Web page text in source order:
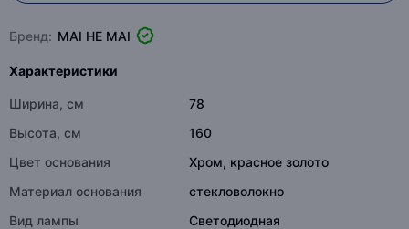
Бренд: MAI HE MAI
Характеристики
Ширина, см
78
Высота, см
160
Цвет основания
Хром, красное золото
Материал основания
стекловолокно
Вид лампы
Светодиодная